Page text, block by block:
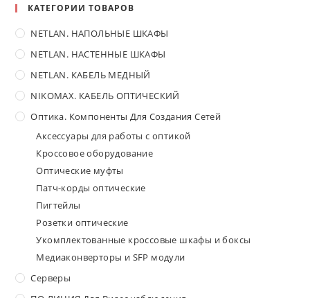
КАТЕГОРИИ ТОВАРОВ
NETLAN. НАПОЛЬНЫЕ ШКАФЫ
NETLAN. НАСТЕННЫЕ ШКАФЫ
NETLAN. КАБЕЛЬ МЕДНЫЙ
NIKOMAX. КАБЕЛЬ ОПТИЧЕСКИЙ
Оптика. Компоненты Для Создания Сетей
Аксессуары для работы с оптикой
Кроссовое оборудование
Оптические муфты
Патч-корды оптические
Пигтейлы
Розетки оптические
Укомплектованные кроссовые шкафы и боксы
Медиаконверторы и SFP модули
Серверы